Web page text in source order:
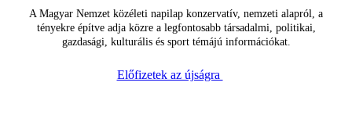
A Magyar Nemzet közéleti napilap konzervatív, nemzeti alapról, a
tényekre építve adja közre a legfontosabb társadalmi, politikai,
gazdasági, kulturális és sport témájú információkat.
Előfizetek az újságra